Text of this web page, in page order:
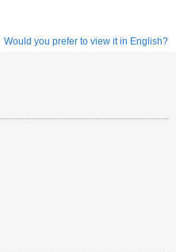
Would you prefer to view it in English?